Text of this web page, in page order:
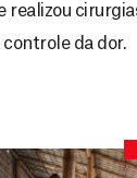
realizou
da dor.